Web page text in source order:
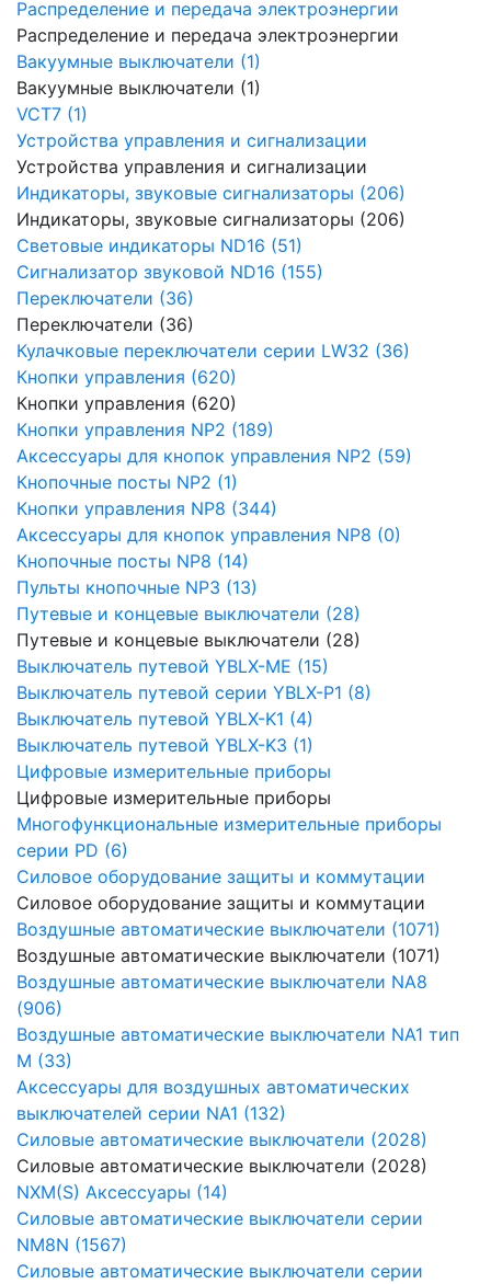
Распределение и передача электроэнергии
Распределение и передача электроэнергии
Вакуумные выключатели (1)
Вакуумные выключатели (1)
VCT7 (1)
Устройства управления и сигнализации
Устройства управления и сигнализации
Индикаторы, звуковые сигнализаторы (206)
Индикаторы, звуковые сигнализаторы (206)
Световые индикаторы ND16 (51)
Сигнализатор звуковой ND16 (155)
Переключатели (36)
Переключатели (36)
Кулачковые переключатели серии LW32 (36)
Кнопки управления (620)
Кнопки управления (620)
Кнопки управления NP2 (189)
Аксессуары для кнопок управления NP2 (59)
Кнопочные посты NP2 (1)
Кнопки управления NP8 (344)
Аксессуары для кнопок управления NP8 (0)
Кнопочные посты NP8 (14)
Пульты кнопочные NP3 (13)
Путевые и концевые выключатели (28)
Путевые и концевые выключатели (28)
Выключатель путевой YBLX-ME (15)
Выключатель путевой серии YBLX-P1 (8)
Выключатель путевой YBLX-K1 (4)
Выключатель путевой YBLX-K3 (1)
Цифровые измерительные приборы
Цифровые измерительные приборы
Многофункциональные измерительные приборы
серии PD (6)
Силовое оборудование защиты и коммутации
Силовое оборудование защиты и коммутации
Воздушные автоматические выключатели (1071)
Воздушные автоматические выключатели (1071)
Воздушные автоматические выключатели NA8
(906)
Воздушные автоматические выключатели NA1 тип
М (33)
Аксессуары для воздушных автоматических
выключателей серии NA1 (132)
Силовые автоматические выключатели (2028)
Силовые автоматические выключатели (2028)
NXM(S) Аксессуары (14)
Силовые автоматические выключатели серии
NM8N (1567)
Силовые автоматические выключатели серии